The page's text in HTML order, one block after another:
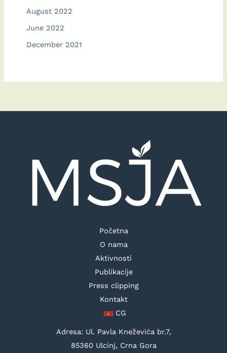
August 2022
June 2022
December 2021
Početna
O nama
Aktivnosti
Publikacije
Press clipping
Kontakt
CG
Adresa: Ul. Pavla Kneževića br.7,
85360 Ulcinj, Crna Gora